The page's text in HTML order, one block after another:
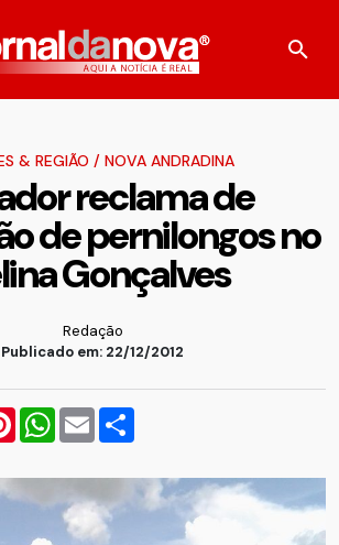
& REGIÃO / NOVA ANDRADINA
reclama de
de pernilongos no
Gonçalves
Redação
Publicado em: 22/12/2012
PinterestWhatsApp
Email